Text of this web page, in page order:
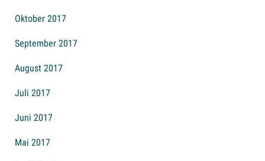
Oktober 2017
September 2017
August 2017
Juli 2017
Juni 2017
Mai 2017